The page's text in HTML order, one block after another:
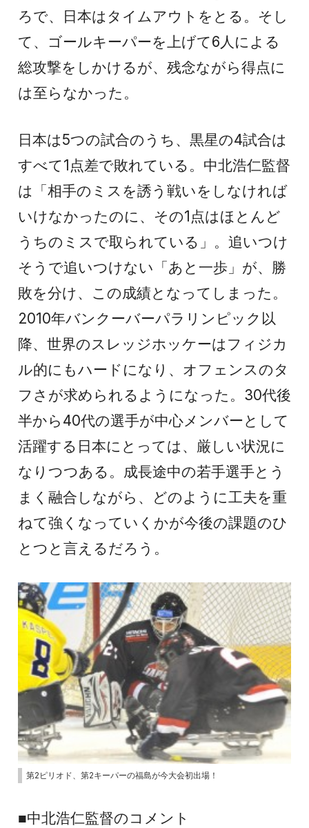
ろで、日本はタイムアウトをとる。そし
て、ゴールキーパーを上げて6人による
総攻撃をしかけるが、残念ながら得点に
は至らなかった。
日本は5つの試合のうち、黒星の4試合は
すべて1点差で敗れている。中北浩仁監督
は「相手のミスを誘う戦いをしなければ
いけなかったのに、その1点はほとんど
うちのミスで取られている」。追いつけ
そうで追いつけない「あと一歩」が、勝
敗を分け、この成績となってしまった。
2010年バンクーバーパラリンピック以
降、世界のスレッジホッケーはフィジカ
ル的にもハードになり、オフェンスのタ
フさが求められるようになった。30代後
半から40代の選手が中心メンバーとして
活躍する日本にとっては、厳しい状況に
なりつつある。成長途中の若手選手とう
まく融合しながら、どのように工夫を重
ねて強くなっていくかが今後の課題のひ
とつと言えるだろう。
第2ピリオド、第2キーパーの福島が今大会初出場！
■中北浩仁監督のコメント